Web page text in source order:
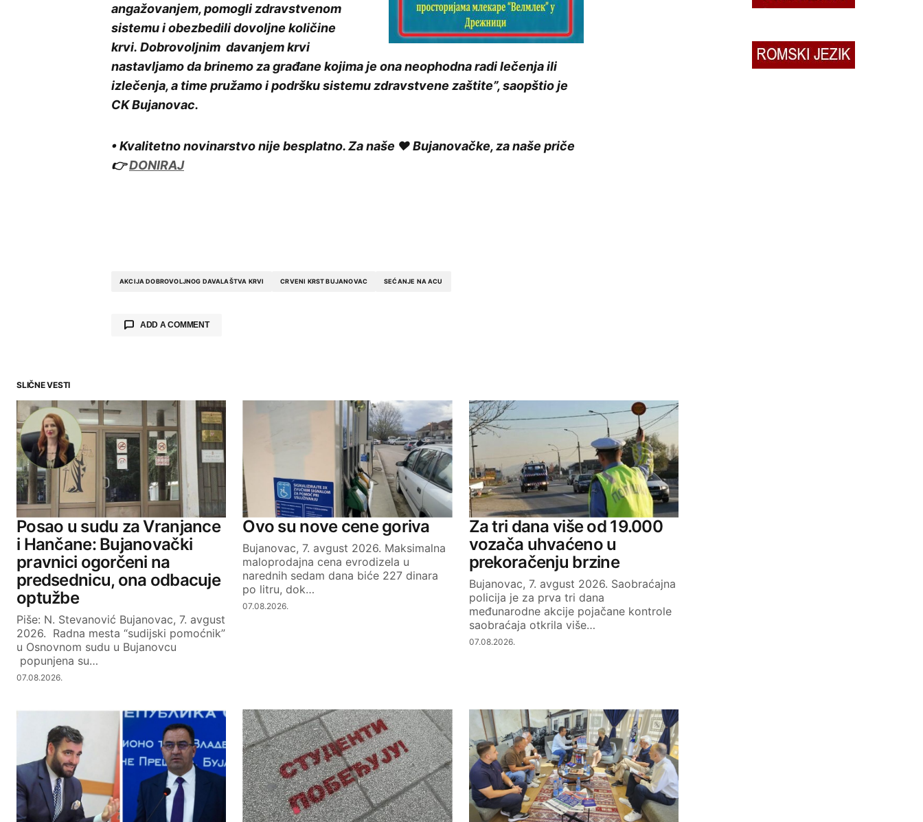
angažovanjem, pomogli zdravstvenom
sistemu i obezbedili dovoljne količine
krvi. Dobrovoljnim davanjem krvi
nastavljamo da brinemo za građane kojima je ona neophodna radi lečenja ili
izlečenja, a time pružamo i podršku sistemu zdravstvene zaštite”, saopštio je
CK Bujanovac.
• Kvalitetno novinarstvo nije besplatno. Za naše ❤️ Bujanovačke, za naše priče
👉DONIRAJ
AKCIJA DOBROVOLJNOG DAVALAŠTVA KRVI CRVENI KRST BUJANOVAC SEĆANJE NA ACU
ADD A COMMENT
Comment
Your Name Your E-mail
SUBMIT COMMENT
SLIČNE VESTI
Posao u sudu za Vranjance
i Hančane: Bujanovački
pravnici ogorčeni na
predsednicu, ona odbacuje
optužbe
Piše: N. Stevanović Bujanovac, 7. avgust
2026. Radna mesta “sudijski pomoćnik”
u Osnovnom sudu u Bujanovcu
popunjena su…
07.08.2026.
Ovo su nove cene goriva
Bujanovac, 7. avgust 2026. Maksimalna
maloprodajna cena evrodizela u
narednih sedam dana biće 227 dinara
po litru, dok…
07.08.2026.
Za tri dana više od 19.000
vozača uhvaćeno u
prekoračenju brzine
Bujanovac, 7. avgust 2026. Saobraćajna
policija je za prva tri dana
međunarodne akcije pojačane kontrole
saobraćaja otkrila više…
07.08.2026.